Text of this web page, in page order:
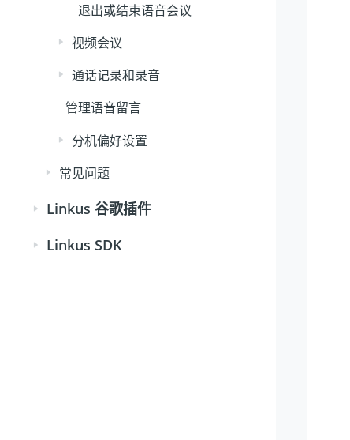
退出或结束语音会议
视频会议
通话记录和录音
管理语音留言
分机偏好设置
常见问题
Linkus 谷歌插件
Linkus SDK